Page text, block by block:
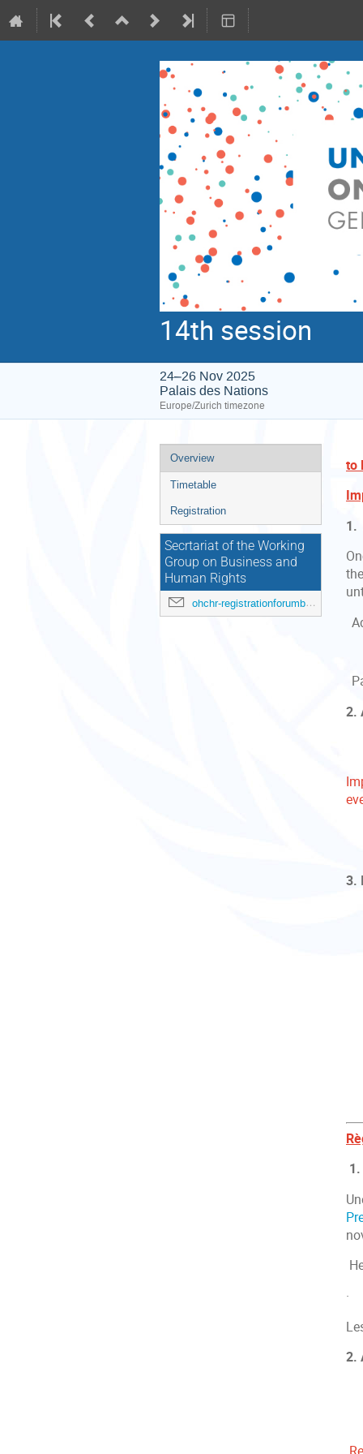
14th session
24–26 Nov 2025
Palais des Nations
Europe/Zurich timezone
Event
menu
Overview
Timetable
Registration
Secrtariat of the Working
Group on Business and
Human Rights
ohchr-registrationforumbhr@un.org
to
1.
2.
3.
·
2.